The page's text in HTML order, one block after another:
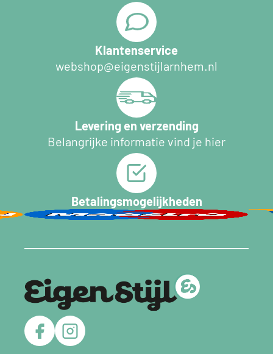
Klantenservice
webshop@eigenstijlarnhem.nl
Levering en verzending
Belangrijke informatie vind je hier
Betalingsmogelijkheden